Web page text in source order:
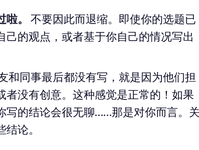
。
不要因此而退缩。即使你的选题已
己的观点，或者基于你自己的情况写出
和同事最后都没有写，就是因为他们担
者没有创意。这种感觉是正常的！如果
写的结论会很无聊……那是对你而言。关
论。